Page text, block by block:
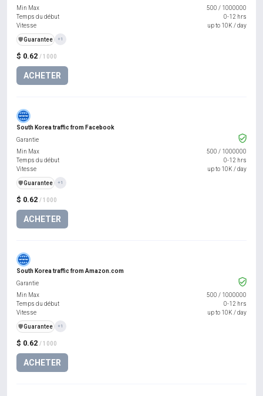
$ 0.62 / 1000
ACHETER
Min Max
500 / 1000000
Temps du début
0-12 hrs
Vitesse
up to 10K / day
️🛡️Guarantee +1
South Korea traffic from Facebook
$ 0.62 / 1000
ACHETER
Garantie
Min Max
500 / 1000000
Temps du début
0-12 hrs
Vitesse
up to 10K / day
️🛡️Guarantee +1
South Korea traffic from Amazon.com
$ 0.62 / 1000
ACHETER
Garantie
Min Max
500 / 1000000
Temps du début
0-12 hrs
Vitesse
up to 10K / day
️🛡️Guarantee +1